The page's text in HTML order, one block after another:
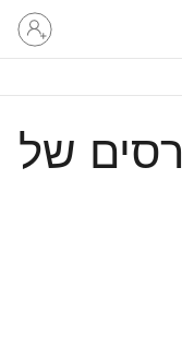
היכנס
לחשבון
שלך
של